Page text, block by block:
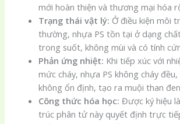
mới hoàn thiện và thương mại hóa
Trạng thái vật lý: Ở điều kiện môi
thường, nhựa PS tồn tại ở dạng
trong suốt, không mùi và có tính
Phản ứng nhiệt: Khi tiếp xúc với
mức cháy, nhựa PS không cháy
không ổn định, tạo ra muội than
Công thức hóa học: Được ký hiệu
trúc phân tử này quyết định trực